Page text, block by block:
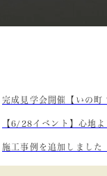
完成見学会開催【いの
【6/28イベント】心地
施工事例を追加しました